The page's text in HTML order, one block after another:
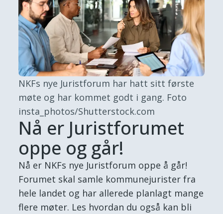
NKFs nye Juristforum har hatt sitt første
møte og har kommet godt i gang. Foto
insta_photos/Shutterstock.com
Nå er Juristforumet
oppe og går!
Nå er NKFs nye Juristforum oppe å går!
Forumet skal samle kommunejurister fra
hele landet og har allerede planlagt mange
flere møter. Les hvordan du også kan bli